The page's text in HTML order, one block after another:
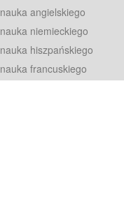
nauka angielskiego
nauka niemieckiego
nauka hiszpańskiego
nauka francuskiego